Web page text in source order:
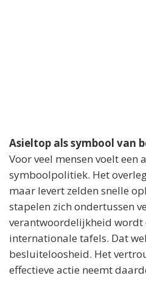
Asieltop als symbool van
Voor veel mensen voelt een
symboolpolitiek. Het
maar levert zelden snelle
stapelen zich ondertussen
verantwoordelijkheid wordt
internationale tafels. Dat
besluiteloosheid. Het
effectieve actie neemt